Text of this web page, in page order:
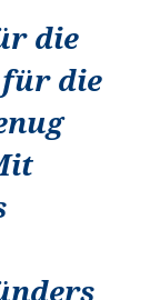
die
für die